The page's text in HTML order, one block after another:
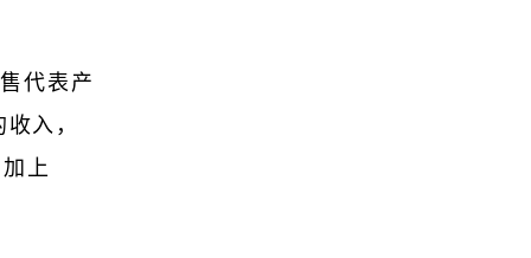
代表产
入，
上